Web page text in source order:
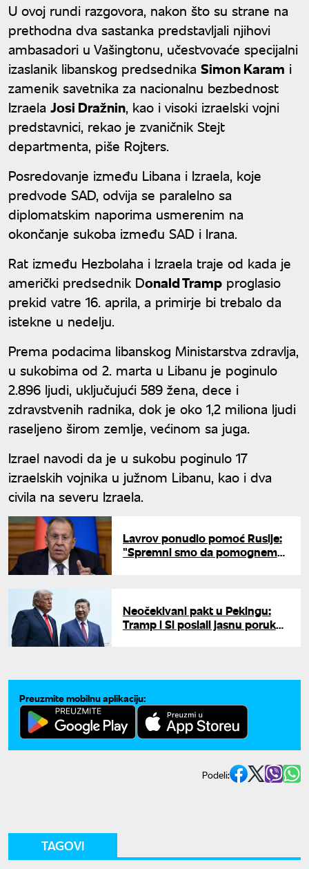
U ovoj rundi razgovora, nakon što su strane na
prethodna dva sastanka predstavljali njihovi
ambasadori u Vašingtonu, učestvovaće specijalni
izaslanik libanskog predsednika Simon Karam i
zamenik savetnika za nacionalnu bezbednost
Izraela Josi Dražnin, kao i visoki izraelski vojni
predstavnici, rekao je zvaničnik Stejt
departmenta, piše Rojters.
Posredovanje između Libana i Izraela, koje
predvode SAD, odvija se paralelno sa
diplomatskim naporima usmerenim na
okončanje sukoba između SAD i Irana.
Rat između Hezbolaha i Izraela traje od kada je
američki predsednik Donald Tramp proglasio
prekid vatre 16. aprila, a primirje bi trebalo da
istekne u nedelju.
Prema podacima libanskog Ministarstva zdravlja,
u sukobima od 2. marta u Libanu je poginulo
2.896 ljudi, uključujući 589 žena, dece i
zdravstvenih radnika, dok je oko 1,2 miliona ljudi
raseljeno širom zemlje, većinom sa juga.
Izrael navodi da je u sukobu poginulo 17
izraelskih vojnika u južnom Libanu, kao i dva
civila na severu Izraela.
Lavrov ponudio pomoć Rusije:
"Spremni smo da pomognemo
Neočekivani pakt u Pekingu:
Tramp i Si poslali jasnu poruku
Preuzmite mobilnu aplikaciju:
Podeli:
TAGOVI